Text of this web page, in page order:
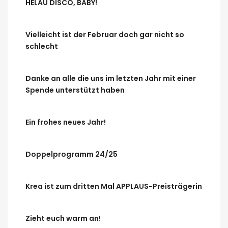
HELAU DISCO, BABY!
Vielleicht ist der Februar doch gar nicht so
schlecht
Danke an alle die uns im letzten Jahr mit einer
Spende unterstützt haben
Ein frohes neues Jahr!
Doppelprogramm 24/25
Krea ist zum dritten Mal APPLAUS-Preisträgerin
Zieht euch warm an!